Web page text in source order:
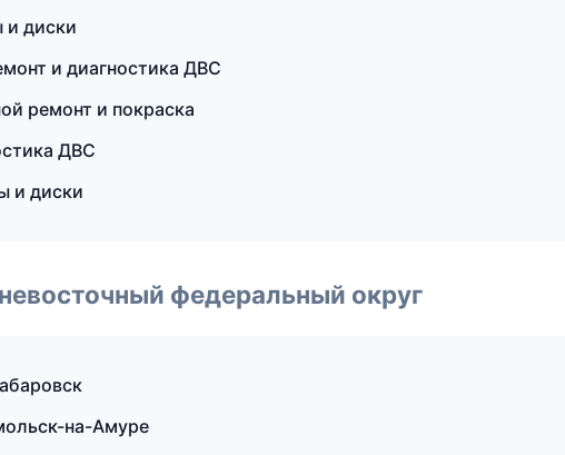
и диски
и диагностика ДВС
ремонт и покраска
ДВС
и диски
федеральный округ
на-Амуре